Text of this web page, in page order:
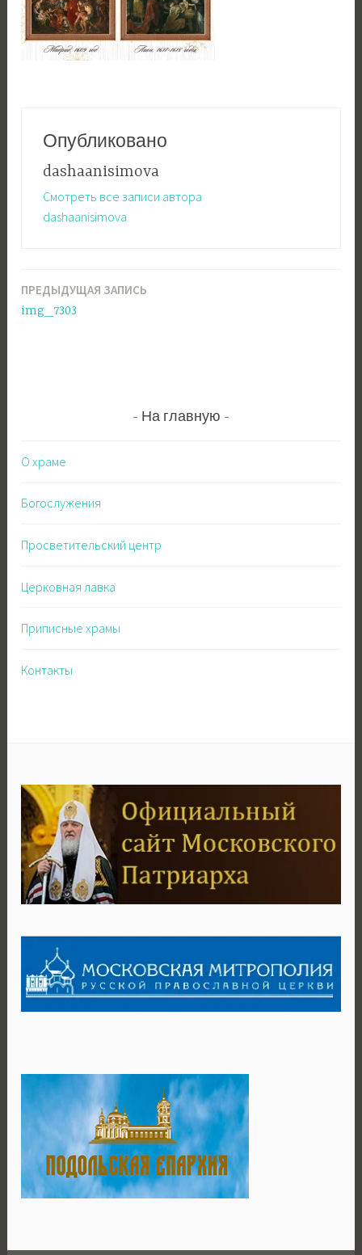
Опубликовано
dashaanisimova
Смотреть все записи автора
dashaanisimova
Навигация
по
ПРЕДЫДУЩАЯ ЗАПИСЬ
img_7303
На главную
О храме
Богослужения
Просветительский центр
Церковная лавка
Приписные храмы
Контакты